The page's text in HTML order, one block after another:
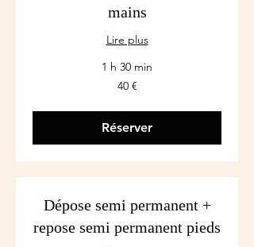
mains
Lire plus
1 h 30 min
40 €
Réserver
Dépose semi permanent +
repose semi permanent pieds